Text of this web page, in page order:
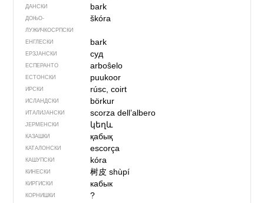
ДАНСКИ bark
ДОЊО­
ЛУЖИЧКОСРПСКИ
škóra
ЕНГЛЕСКИ bark
ЕРЗЈАНСКИ суд
ЕСПЕРАНТО arboŝelo
ЕСТОНСКИ puukoor
ИРСКИ rúsc, coirt
ИСЛАНДСКИ börkur
ИТАЛИЈАНСКИ scorza dell’albero
ЈЕРМЕНСКИ կեղև
КАЗАШКИ қабық
КАТАЛОНСКИ escorça
КАШУПСКИ kóra
КИНЕСКИ 树皮shùpí
КИРГИСКИ кабык
КОРНИШКИ
?